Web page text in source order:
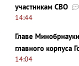
участникам СВО
14:44
Главе
главного корпуса
14:04